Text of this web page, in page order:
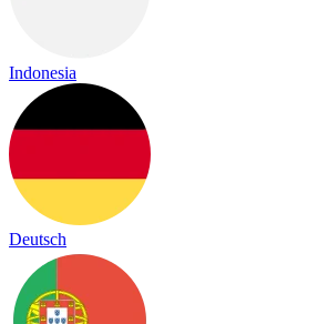
Indonesia
Deutsch